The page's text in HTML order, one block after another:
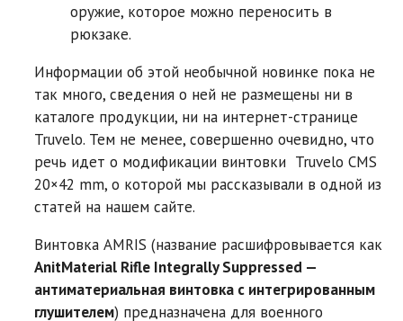
оружие, которое можно переносить в
рюкзаке.
Информации об этой необычной новинке пока не
так много, сведения о ней не размещены ни в
каталоге продукции, ни на интернет-странице
Truvelo. Тем не менее, совершенно очевидно, что
речь идет о модификации винтовки Truvelo CMS
20×42 mm, о которой мы рассказывали в одной из
статей на нашем сайте.
Винтовка AMRIS (название расшифровывается как
AnitMaterial Rifle Integrally Suppressed —
антиматериальная винтовка с интегрированным
глушителем) предназначена для военного